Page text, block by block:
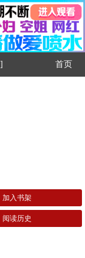
首页
加入书架
阅读历史